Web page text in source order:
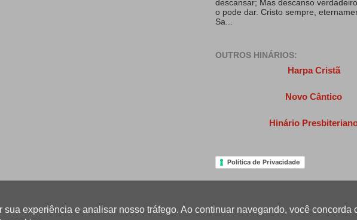
descansar; Mas descanso
o pode dar. Cristo sempre,
Sa...
OUTROS HINÁRIOS:
Harpa Cristã
Novo Cântico
Hinário
Política de Privacidade
experiência e analisar nosso tráfego. Ao continuar navegando, você concorda